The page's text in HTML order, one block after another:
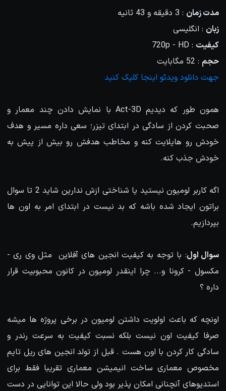
مدت زمان : 3 دقیقه و 43 ثانیه
زبان : انگلیسی
کیفیت : 720p - HD
حجم : 52 مگابایت
جهت دانلود ویدئو اینجا کلیک کنید
همون طور که دیدیم Act-3D با نمایش دادن چند معمار و
صحبت کردن از سادگی در ابتدای تیزر؛ سعی داره مسیر و هدف
خودش رو هایلایت کنه و مخاطب هدفش رو بیش از پیش به
خودش جذب کنه.
اگه کاربر لومیون نیستید یا شناختی ازش ندارین شاید 2 تا سوال
براتون ایجاد شده باشه که بد نیست در ابتدای امر به اون ها
بپردازیم.
سوال اول: با توجه به کیفیت انجین های آفلاین مثل وی ری -
مکسول - کرونا و... چرا اینقدر لومیون در کانون محبوبیت قرار
داره ؟
اونچه که باعث اولویت داشتن لومیون در برخی پروژه ها میشه
صرفا کیفیت اون نیست بلکه نسبت کیفیت به سرعت رندر و
سادگی کار کردن با اون هست . قبل از تولد انجین های ریل تایم
مخصوص معماری ساخت انیمیشن معماری تقریبا فقط برای
استدیوهای آنچنانی امکان پذیر بود ولی حالا این توانایی در دست